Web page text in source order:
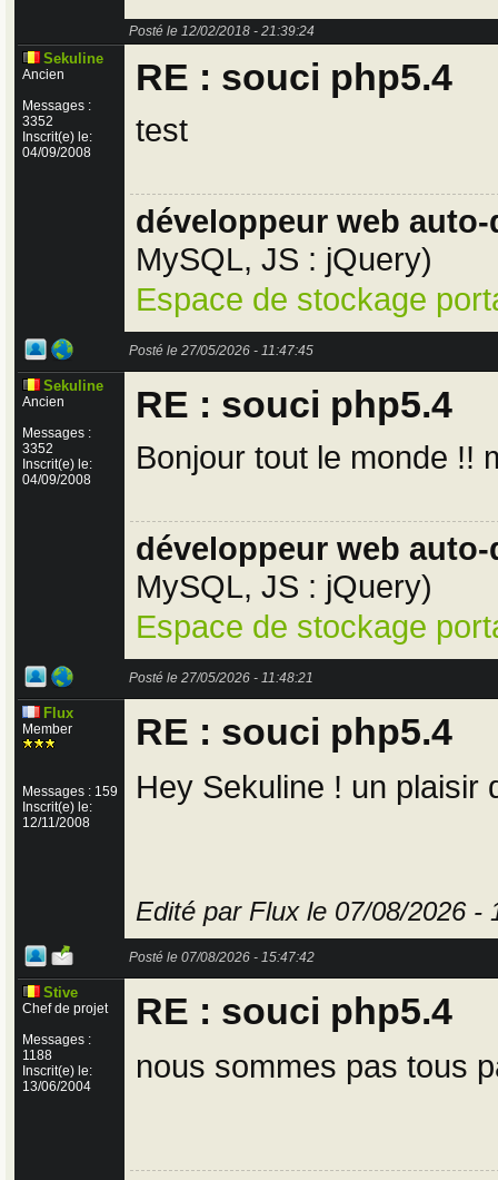
Posté le 12/02/2018 - 21:39:24
Sekuline
Ancien
Messages :
3352
Inscrit(e) le:
04/09/2008
RE : souci php5.4
test
développeur web
MySQL, JS : jQuery)
Espace de stockage
Posté le 27/05/2026 - 11:47:45
Sekuline
Ancien
Messages :
3352
Inscrit(e) le:
04/09/2008
RE : souci php5.4
Bonjour tout le monde !!
développeur web
MySQL, JS : jQuery)
Espace de stockage
Posté le 27/05/2026 - 11:48:21
Flux
Member
Messages : 159
Inscrit(e) le:
12/11/2008
RE : souci php5.4
Hey Sekuline ! un plaisir
Edité par Flux le 07/08/2026 -
Posté le 07/08/2026 - 15:47:42
Stive
Chef de projet
Messages :
1188
Inscrit(e) le:
13/06/2004
RE : souci php5.4
nous sommes pas tous